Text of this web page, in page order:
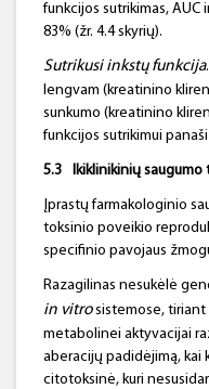
funkcijos sutrikimas, AUC
83% (žr. 4.4 skyrių).
Sutrikusiinkstų funkcija
lengvam (kreatinino
sunkumo (kreatinino
funkcijos sutrikimui
5.3 Ikiklinikinių saugumo
Įprastų farmakologinio
toksinio poveikio
specifinio pavojaus
Razagilinas nesukėlė
in vitrosistemose, tiriant
metabolinei aktyvacijai
aberacijų padidėjimą, kai
citotoksinė, kuri